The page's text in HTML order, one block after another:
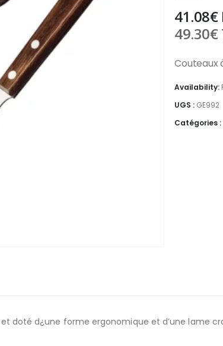
41.08€
49.30€
Couteaux
Availability:
UGS : GE992
Catégories :
doté d¿une forme ergonomique et d’une lame